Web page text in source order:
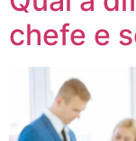
chefe e